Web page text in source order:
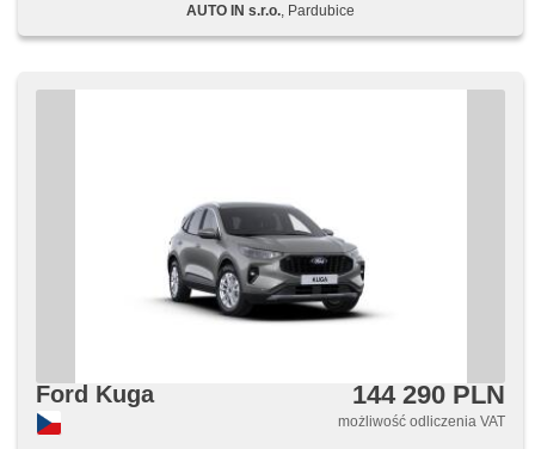
AUTO IN s.r.o. , Pardubice
Ford Kuga 144 290 PLN
możliwość odliczenia VAT